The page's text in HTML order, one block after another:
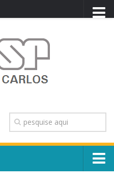
TRANSPARÊNCIA
OUVIDORIA
CONTATO